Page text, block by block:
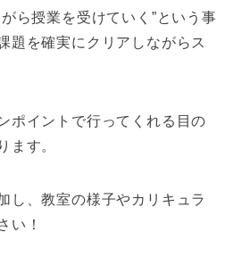
ら授業を受けていく”という事
題を確実にクリアしながらス
ポイントで行ってくれる目の
ます。
し、教室の様子やカリキュラ
い！